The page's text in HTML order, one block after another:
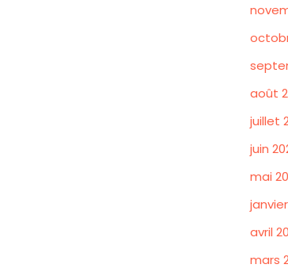
août
juillet
juin
mai
janvier
avril
mars